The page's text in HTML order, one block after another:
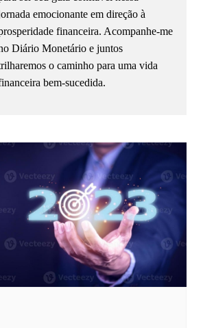
emocionante em direção à
financeira. Acompanhe-me
Diário Monetário e juntos
o caminho para uma vida
bem-sucedida.